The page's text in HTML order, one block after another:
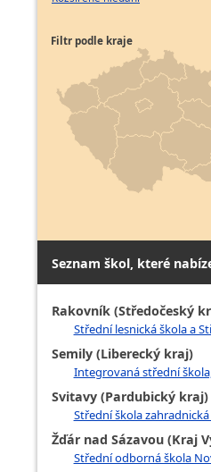
Filtr podle kraje
Seznam škol, které
Rakovník (Středočeský
Střední lesnická škola a
Semily (Liberecký kraj)
Integrovaná střední
Svitavy (Pardubický kraj)
Střední škola
Žďár nad Sázavou (Kraj
Střední odborná škola